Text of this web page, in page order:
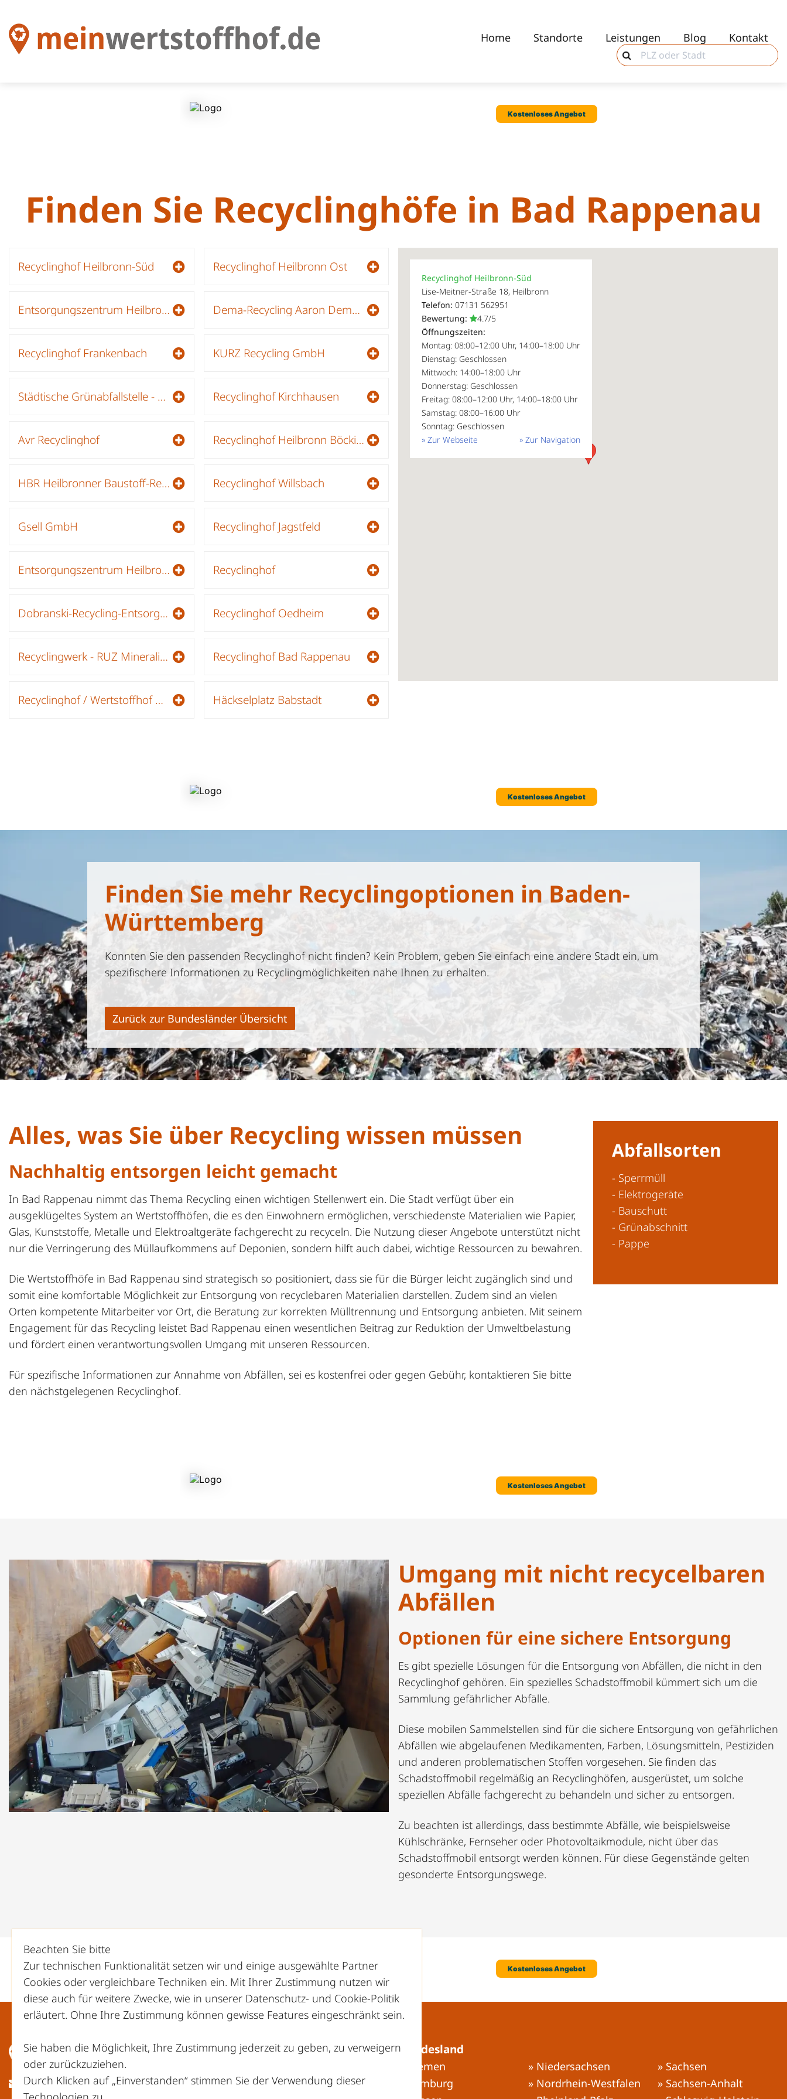
Home Standorte Leistungen Blog Kontakt
Finden Sie Recyclinghöfe in Bad Rappenau
Recyclinghof Heilbronn-Süd
Entsorgungszentrum Heilbronn - Recyclinghof Plus
Recyclinghof Frankenbach
Städtische Grünabfallstelle - Heilbronn OT Kirchhausen
Avr Recyclinghof
HBR Heilbronner Baustoff-Recycling
Gsell GmbH
Entsorgungszentrum Heilbronn - Deponie Vogelsang
Dobranski-Recycling-Entsorgung GmbH
Recyclingwerk - RUZ Mineralik GmbH
Recyclinghof / Wertstoffhof Neckarsulm
Recyclinghof Heilbronn Ost
Dema-Recycling Aaron Dembski
KURZ Recycling GmbH
Recyclinghof Kirchhausen
Recyclinghof Heilbronn Böckingen
Recyclinghof Willsbach
Recyclinghof Jagstfeld
Recyclinghof
Recyclinghof Oedheim
Recyclinghof Bad Rappenau
Häckselplatz Babstadt
Recyclinghof Heilbronn-Süd
Lise-Meitner-Straße 18, Heilbronn
Telefon: 07131 562951
Bewertung:
4.7/5
Öffnungszeiten:
Montag: 08:00–12:00 Uhr, 14:00–18:00 Uhr
Dienstag: Geschlossen
Mittwoch: 14:00–18:00 Uhr
Donnerstag: Geschlossen
Freitag: 08:00–12:00 Uhr, 14:00–18:00 Uhr
Samstag: 08:00–16:00 Uhr
Sonntag: Geschlossen
» Zur Navigation
» Zur Webseite
Finden Sie mehr Recyclingoptionen in Baden-
Württemberg
Konnten Sie den passenden Recyclinghof nicht finden? Kein Problem, geben Sie einfach eine andere Stadt ein, um
spezifischere Informationen zu Recyclingmöglichkeiten nahe Ihnen zu erhalten.
Zurück zur Bundesländer Übersicht
Alles, was Sie über Recycling wissen müssen
Nachhaltig entsorgen leicht gemacht
In Bad Rappenau nimmt das Thema Recycling einen wichtigen Stellenwert ein. Die Stadt verfügt über ein
ausgeklügeltes System an Wertstoffhöfen, die es den Einwohnern ermöglichen, verschiedenste Materialien wie Papier,
Glas, Kunststoffe, Metalle und Elektroaltgeräte fachgerecht zu recyceln. Die Nutzung dieser Angebote unterstützt nicht
nur die Verringerung des Müllaufkommens auf Deponien, sondern hilft auch dabei, wichtige Ressourcen zu bewahren.
Die Wertstoffhöfe in Bad Rappenau sind strategisch so positioniert, dass sie für die Bürger leicht zugänglich sind und
somit eine komfortable Möglichkeit zur Entsorgung von recyclebaren Materialien darstellen. Zudem sind an vielen
Orten kompetente Mitarbeiter vor Ort, die Beratung zur korrekten Mülltrennung und Entsorgung anbieten. Mit seinem
Engagement für das Recycling leistet Bad Rappenau einen wesentlichen Beitrag zur Reduktion der Umweltbelastung
und fördert einen verantwortungsvollen Umgang mit unseren Ressourcen.
Für spezifische Informationen zur Annahme von Abfällen, sei es kostenfrei oder gegen Gebühr, kontaktieren Sie bitte
den nächstgelegenen Recyclinghof.
Abfallsorten
- Sperrmüll
- Elektrogeräte
- Bauschutt
- Grünabschnitt
- Pappe
Umgang mit nicht recycelbaren
Abfällen
Optionen für eine sichere Entsorgung
Es gibt spezielle Lösungen für die Entsorgung von Abfällen, die nicht in den
Recyclinghof gehören. Ein spezielles Schadstoffmobil kümmert sich um die
Sammlung gefährlicher Abfälle.
Diese mobilen Sammelstellen sind für die sichere Entsorgung von gefährlichen
Abfällen wie abgelaufenen Medikamenten, Farben, Lösungsmitteln, Pestiziden
und anderen problematischen Stoffen vorgesehen. Sie finden das
Schadstoffmobil regelmäßig an Recyclinghöfen, ausgerüstet, um solche
speziellen Abfälle fachgerecht zu behandeln und sicher zu entsorgen.
Zu beachten ist allerdings, dass bestimmte Abfälle, wie beispielsweise
Kühlschränke, Fernseher oder Photovoltaikmodule, nicht über das
Schadstoffmobil entsorgt werden können. Für diese Gegenstände gelten
gesonderte Entsorgungswege.
ed.fohffotstrewniem@ofni
Recyclinghöfe in Ihrem Bundesland
» Bayern
» Bremen
» Hamburg
» Niedersachsen
» Nordrhein-Westfalen
» Sachsen
» Sachsen-Anhalt
Beachten Sie bitte
Zur technischen Funktionalität setzen wir und einige ausgewählte Partner
Cookies oder vergleichbare Techniken ein. Mit Ihrer Zustimmung nutzen wir
diese auch für weitere Zwecke, wie in unserer Datenschutz- und Cookie-Politik
erläutert. Ohne Ihre Zustimmung können gewisse Features eingeschränkt sein.
Sie haben die Möglichkeit, Ihre Zustimmung jederzeit zu geben, zu verweigern
oder zurückzuziehen.
Durch Klicken auf „Einverstanden“ stimmen Sie der Verwendung dieser